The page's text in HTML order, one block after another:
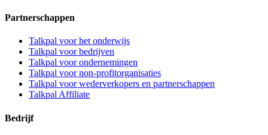
Partnerschappen
Talkpal voor het onderwijs
Talkpal voor bedrijven
Talkpal voor ondernemingen
Talkpal voor non-profitorganisaties
Talkpal voor wederverkopers en partnerschappen
Talkpal Affiliate
Bedrijf